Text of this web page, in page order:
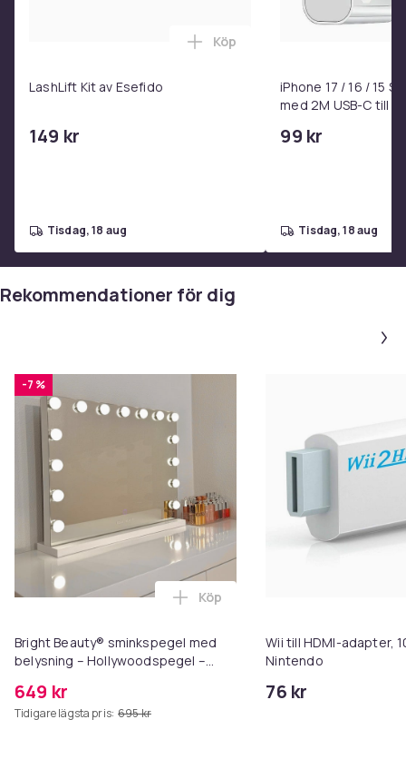
2e8ec74f-3522-5f72-b74a-5e5050036a7f
Produktsäkerhetsinformation
LashLift Kit av Esefido
149 kr
Lägg till LashLift Kit av
Köp
tisdag, 18 aug
iPhone 17 / 16 / 15
med 2M USB-C till
99 kr
tisdag, 18 aug
Rekommendationer för dig
-7 %
Bright Beauty® sminkspegel med
belysning – Hollywoodspegel –
ljusfärger – Dimbar – Smart Touch –
USB-laddningsport – Vit
649 kr
Tidigare lägsta pris: 695 kr
Lägg till Bright Beauty®
Köp
Wii till HDMI-adapter,
Nintendo
76 kr